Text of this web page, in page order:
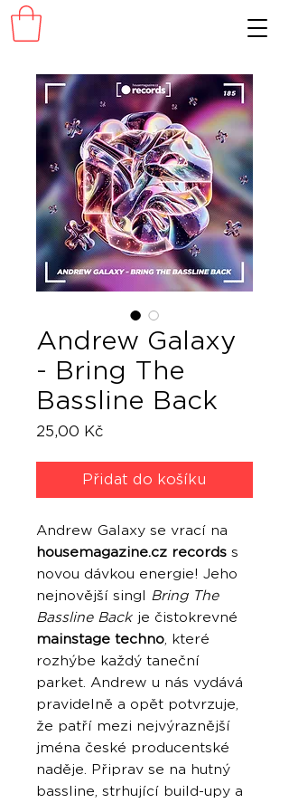
Andrew Galaxy
- Bring The
Bassline Back
25,00 Kč
Přidat do košíku
Andrew Galaxy se vrací na
housemagazine.cz records s
novou dávkou energie! Jeho
nejnovější singl Bring The
Bassline Back je čistokrevné
mainstage techno, které
rozhýbe každý taneční
parket. Andrew u nás vydává
pravidelně a opět potvrzuje,
že patří mezi nejvýraznější
jména české producentské
naděje. Připrav se na hutný
bassline, strhující build-upy a